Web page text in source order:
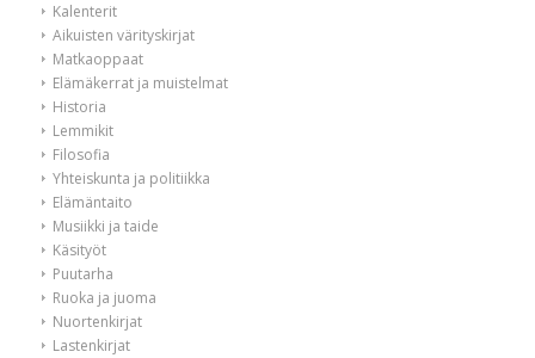
Kalenterit
Aikuisten värityskirjat
Matkaoppaat
Elämäkerrat ja muistelmat
Historia
Lemmikit
Filosofia
Yhteiskunta ja politiikka
Elämäntaito
Musiikki ja taide
Käsityöt
Puutarha
Ruoka ja juoma
Nuortenkirjat
Lastenkirjat